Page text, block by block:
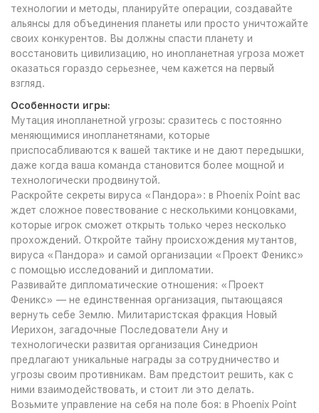
технологии и методы, планируйте операции, создавайте
альянсы для объединения планеты или просто уничтожайте
своих конкурентов. Вы должны спасти планету и
восстановить цивилизацию, но инопланетная угроза может
оказаться гораздо серьезнее, чем кажется на первый
взгляд.
Особенности игры:
Мутация инопланетной угрозы: сразитесь с постоянно
меняющимися инопланетянами, которые
приспосабливаются к вашей тактике и не дают передышки,
даже когда ваша команда становится более мощной и
технологически продвинутой.
Раскройте секреты вируса «Пандора»: в Phoenix Point вас
ждет сложное повествование с несколькими концовками,
которые игрок сможет открыть только через несколько
прохождений. Откройте тайну происхождения мутантов,
вируса «Пандора» и самой организации «Проект Феникс»
с помощью исследований и дипломатии.
Развивайте дипломатические отношения: «Проект
Феникс» — не единственная организация, пытающаяся
вернуть себе Землю. Милитаристская фракция Новый
Иерихон, загадочные Последователи Ану и
технологически развитая организация Синедрион
предлагают уникальные награды за сотрудничество и
угрозы своим противникам. Вам предстоит решить, как с
ними взаимодействовать, и стоит ли это делать.
Возьмите управление на себя на поле боя: в Phoenix Point